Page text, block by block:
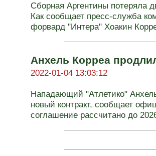
Сборная Аргентины потеряла
Как сообщает пресс-служба
форвард "Интера" Хоакин
Анхель Корреа
2022-01-04 13:03:12
Нападающий "Атлетико"
новый контракт, сообщает
соглашение рассчитано до